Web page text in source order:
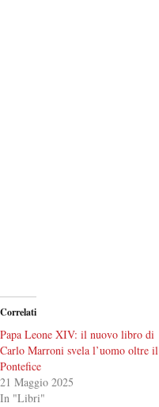
Correlati
Papa Leone XIV: il nuovo libro di
Carlo Marroni svela l’uomo oltre il
Pontefice
21 Maggio 2025
In "Libri"